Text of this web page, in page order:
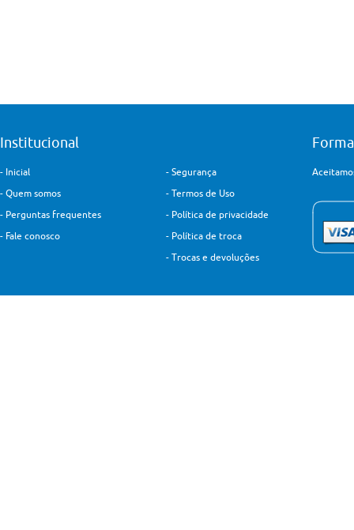
Institucional
- Inicial
- Quem somos
- Perguntas frequentes
- Fale conosco
- Segurança
- Termos de Uso
- Política de privacidade
- Política de troca
- Trocas e devoluções